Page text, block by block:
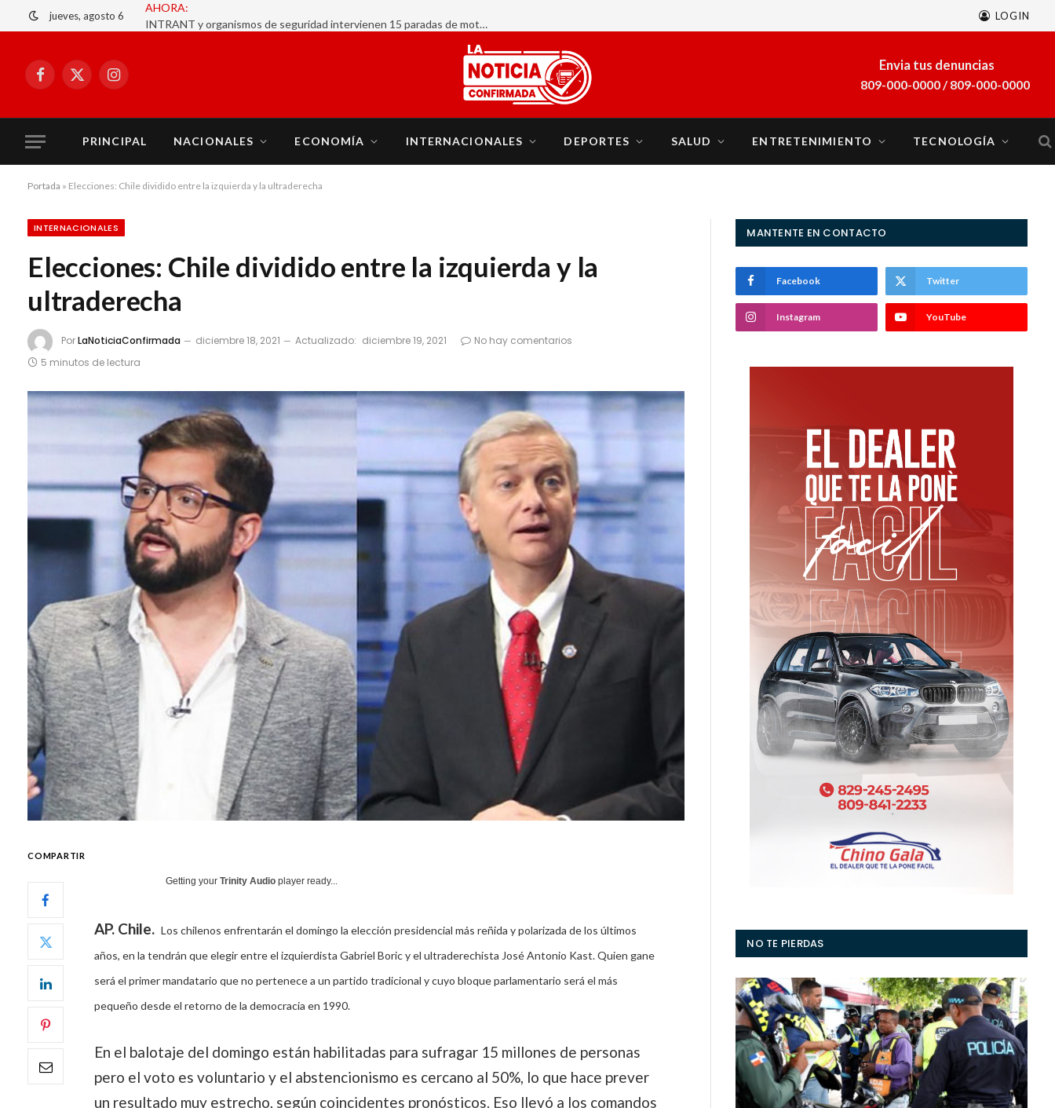
jueves, agosto 6 LOGIN
Facebook
X
Instagram
Envia tus denuncias
809-000-0000 / 809-000-0000
PRINCIPAL NACIONALES ECONOMÍA INTERNACIONALES DEPORTES SALUD ENTRETENIMIENTO TECNOLOGÍA
Portada » Elecciones: Chile dividido entre la izquierda y la ultraderecha
INTERNACIONALES
Elecciones: Chile dividido entre la izquierda y la
ultraderecha
PorLaNoticiaConfirmada diciembre 18, 2021 Actualizado: diciembre 19, 2021
No hay comentarios
5 minutos de lectura
COMPARTIR
Getting your Trinity Audioplayer ready...
AP. Chile. Los chilenos enfrentarán el domingo la elección presidencial más reñida y polarizada de los últimos
años, en la tendrán que elegir entre el izquierdista Gabriel Boric y el ultraderechista José Antonio Kast. Quien gane
será el primer mandatario que no pertenece a un partido tradicional y cuyo bloque parlamentario será el más
pequeño desde el retorno de la democracia en 1990.
En el balotaje del domingo están habilitadas para sufragar 15 millones de personas
pero el voto es voluntario y el abstencionismo es cercano al 50%, lo que hace prever
un resultado muy estrecho, según coincidentes pronósticos. Eso llevó a los comandos
MANTENTE EN CONTACTO
Facebook Twitter
Instagram YouTube
NO TE PIERDAS